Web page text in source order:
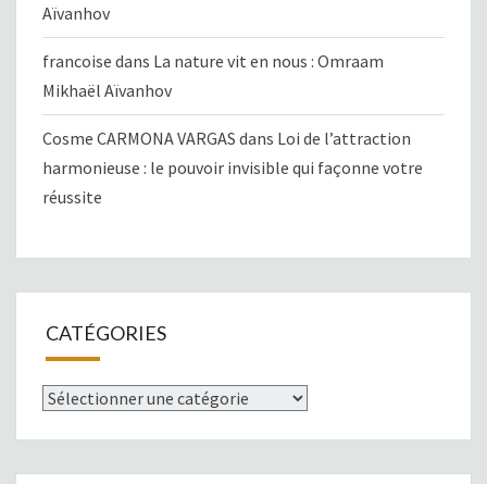
Aïvanhov
francoise dans La nature vit en nous : Omraam
Mikhaël Aïvanhov
Cosme CARMONA VARGAS dans Loi de l’attraction
harmonieuse : le pouvoir invisible qui façonne votre
réussite
CATÉGORIES
Catégories